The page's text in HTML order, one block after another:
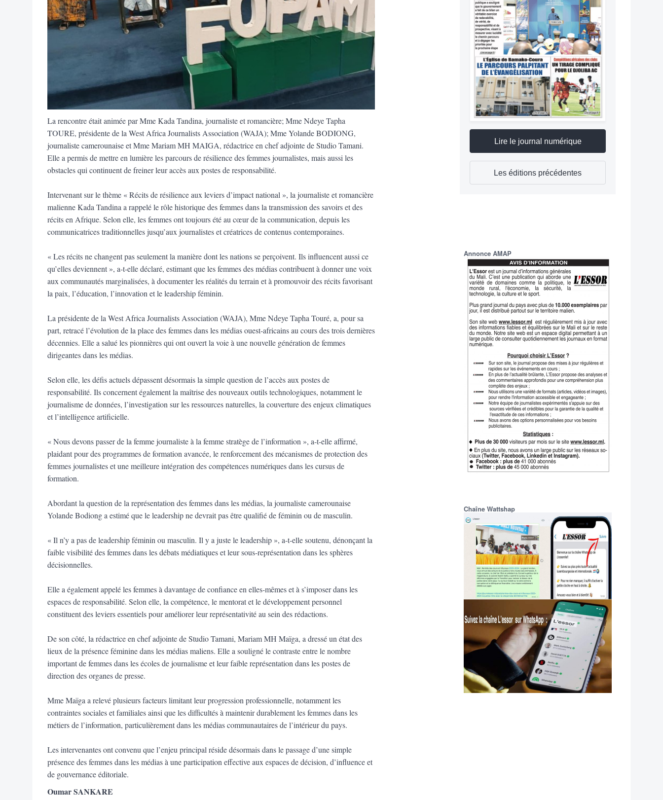
La rencontre était animée par Mme Kada Tandina, journaliste et romancière; Mme Ndeye Tapha
TOURE, présidente de la West Africa Journalists Association (WAJA); Mme Yolande BODIONG,
journaliste camerounaise et Mme Mariam MH MAIGA, rédactrice en chef adjointe de Studio Tamani.
Elle a permis de mettre en lumière les parcours de résilience des femmes journalistes, mais aussi les
obstacles qui continuent de freiner leur accès aux postes de responsabilité.
Intervenant sur le thème « Récits de résilience aux leviers d’impact national », la journaliste et romancière
malienne Kada Tandina a rappelé le rôle historique des femmes dans la transmission des savoirs et des
récits en Afrique. Selon elle, les femmes ont toujours été au cœur de la communication, depuis les
communicatrices traditionnelles jusqu’aux journalistes et créatrices de contenus contemporaines.
« Les récits ne changent pas seulement la manière dont les nations se perçoivent. Ils influencent aussi ce
qu’elles deviennent », a-t-elle déclaré, estimant que les femmes des médias contribuent à donner une voix
aux communautés marginalisées, à documenter les réalités du terrain et à promouvoir des récits favorisant
la paix, l’éducation, l’innovation et le leadership féminin.
La présidente de la West Africa Journalists Association (WAJA), Mme Ndeye Tapha Touré, a, pour sa
part, retracé l’évolution de la place des femmes dans les médias ouest-africains au cours des trois dernières
décennies. Elle a salué les pionnières qui ont ouvert la voie à une nouvelle génération de femmes
dirigeantes dans les médias.
Selon elle, les défis actuels dépassent désormais la simple question de l’accès aux postes de
responsabilité. Ils concernent également la maîtrise des nouveaux outils technologiques, notamment le
journalisme de données, l’investigation sur les ressources naturelles, la couverture des enjeux climatiques
et l’intelligence artificielle.
« Nous devons passer de la femme journaliste à la femme stratège de l’information », a-t-elle affirmé,
plaidant pour des programmes de formation avancée, le renforcement des mécanismes de protection des
femmes journalistes et une meilleure intégration des compétences numériques dans les cursus de
formation.
Abordant la question de la représentation des femmes dans les médias, la journaliste camerounaise
Yolande Bodiong a estimé que le leadership ne devrait pas être qualifié de féminin ou de masculin.
« Il n’y a pas de leadership féminin ou masculin. Il y a juste le leadership », a-t-elle soutenu, dénonçant la
faible visibilité des femmes dans les débats médiatiques et leur sous-représentation dans les sphères
décisionnelles.
Elle a également appelé les femmes à davantage de confiance en elles-mêmes et à s’imposer dans les
espaces de responsabilité. Selon elle, la compétence, le mentorat et le développement personnel
constituent des leviers essentiels pour améliorer leur représentativité au sein des rédactions.
De son côté, la rédactrice en chef adjointe de Studio Tamani, Mariam MH Maïga, a dressé un état des
lieux de la présence féminine dans les médias maliens. Elle a souligné le contraste entre le nombre
important de femmes dans les écoles de journalisme et leur faible représentation dans les postes de
direction des organes de presse.
Mme Maïga a relevé plusieurs facteurs limitant leur progression professionnelle, notamment les
contraintes sociales et familiales ainsi que les difficultés à maintenir durablement les femmes dans les
métiers de l’information, particulièrement dans les médias communautaires de l’intérieur du pays.
Les intervenantes ont convenu que l’enjeu principal réside désormais dans le passage d’une simple
présence des femmes dans les médias à une participation effective aux espaces de décision, d’influence et
de gouvernance éditoriale.
Oumar SANKARE
Lire le journal numérique
Les éditions précédentes
Annonce AMAP
Chaîne Wattshap